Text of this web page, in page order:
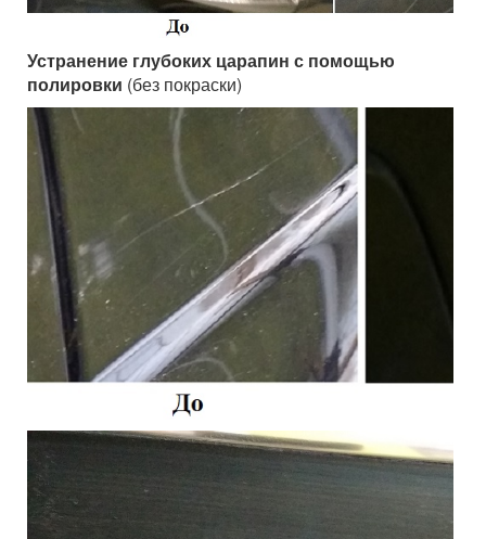
Устранение глубоких царапин с помощью
полировки (без покраски)